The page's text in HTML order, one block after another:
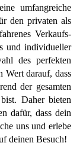
umfangreiche
den privaten als
Verkaufs-
und individueller
des perfekten
Wert darauf, dass
der gesamten
Daher bieten
dafür, dass dein
uns und erlebe
deinen Besuch!